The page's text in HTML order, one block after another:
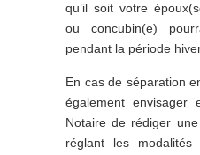
qu’il soit votre
ou concubin(e)
pendant la période
En cas de séparation
également envisager
Notaire de rédiger une
réglant les modalités